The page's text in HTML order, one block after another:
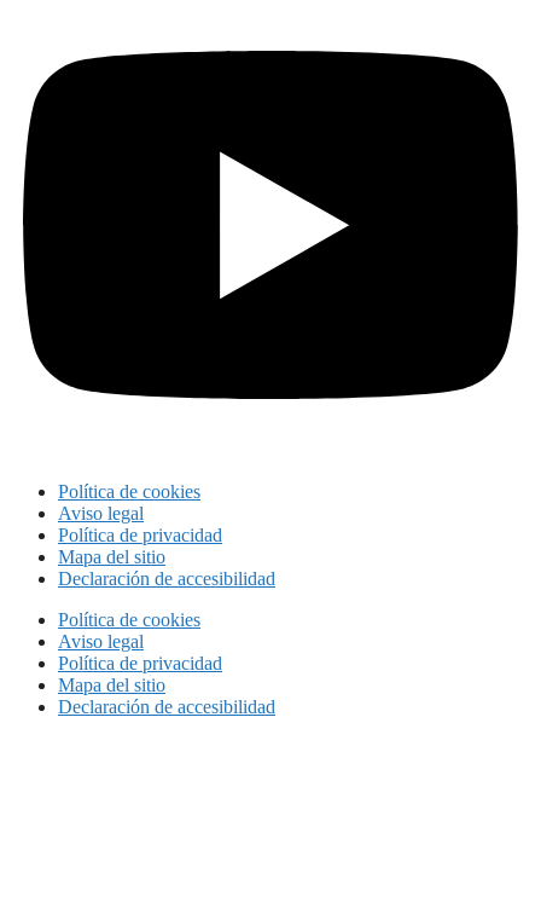
Política de cookies
Aviso legal
Política de privacidad
Mapa del sitio
Declaración de accesibilidad
Política de cookies
Aviso legal
Política de privacidad
Mapa del sitio
Declaración de accesibilidad